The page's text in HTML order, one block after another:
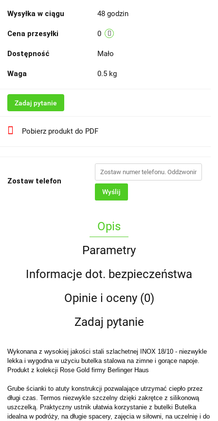
Wysyłka w ciągu 48 godzin
Cena przesyłki 0
Dostępność Mało
Waga 0.5 kg
Zadaj pytanie
Pobierz produkt do PDF
Zostaw telefon
Wyślij
Opis
Parametry
Informacje dot. bezpieczeństwa
Opinie i oceny (0)
Zadaj pytanie
Wykonana z wysokiej jakości stali szlachetnej INOX 18/10 - niezwykle
lekka i wygodna w użyciu butelka stalowa na zimne i gorące napoje.
Produkt z kolekcji Rose Gold firmy Berlinger Haus
Grube ścianki to atuty konstrukcji pozwalające utrzymać ciepło przez
długi czas. Termos niezwykle szczelny dzięki zakrętce z silikonową
uszczelką. Praktyczny ustnik ułatwia korzystanie z butelki Butelka
idealna w podróży, na długie spacery, zajęcia w siłowni, na uczelnię i do